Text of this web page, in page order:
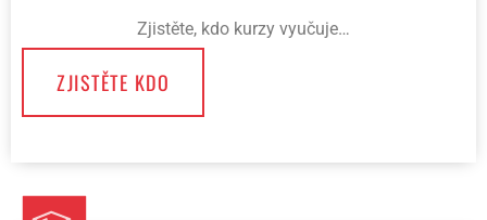
Zjistěte, kdo kurzy vyučuje…
ZJISTĚTE KDO